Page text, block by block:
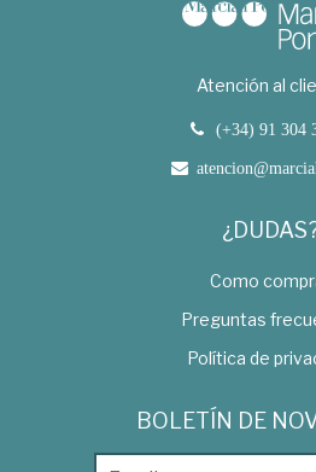
Atención al
(+34) 91 304
Como
Preguntas
Política de
BOLETÍN DE